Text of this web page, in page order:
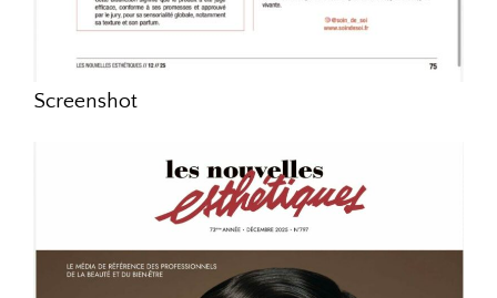
Screenshot